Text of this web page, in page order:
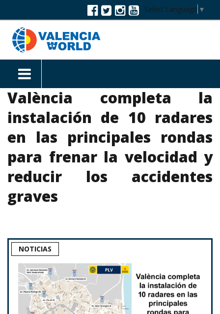
Select Language ▼
València completa la
instalación de 10 radares
en las principales rondas
para frenar la velocidad y
reducir los accidentes
graves
NOTICIAS